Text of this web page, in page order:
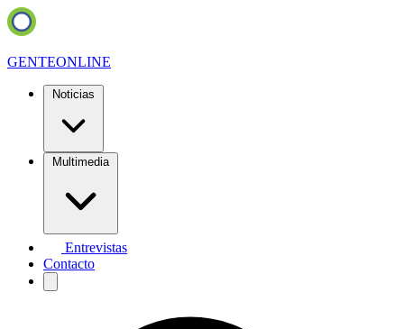
GENTEONLINE
Noticias
Multimedia
Entrevistas
Contacto